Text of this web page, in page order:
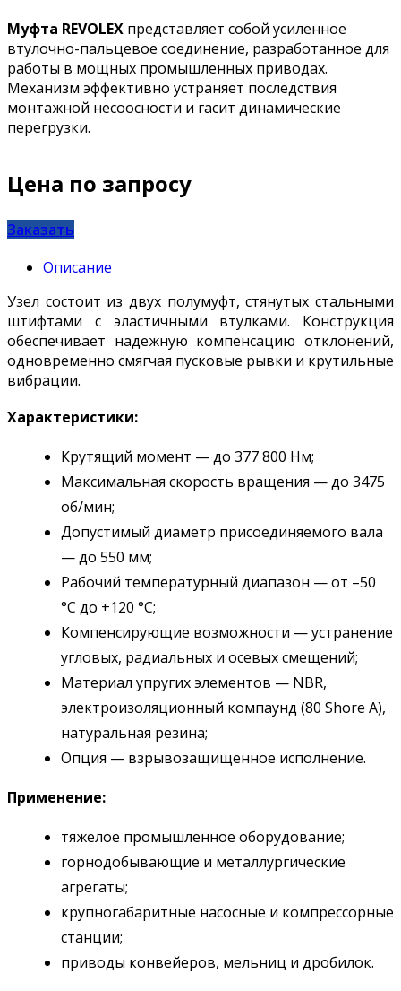
Муфта REVOLEX представляет собой усиленное
втулочно-пальцевое соединение, разработанное для
работы в мощных промышленных приводах.
Механизм эффективно устраняет последствия
монтажной несоосности и гасит динамические
перегрузки.
Цена по запросу
Заказать
Описание
Узел состоит из двух полумуфт, стянутых стальными
штифтами с эластичными втулками. Конструкция
обеспечивает надежную компенсацию отклонений,
одновременно смягчая пусковые рывки и крутильные
вибрации.
Характеристики:
Крутящий момент — до 377 800 Нм;
Максимальная скорость вращения — до 3475
об/мин;
Допустимый диаметр присоединяемого вала
— до 550 мм;
Рабочий температурный диапазон — от –50
°C до +120 °C;
Компенсирующие возможности — устранение
угловых, радиальных и осевых смещений;
Материал упругих элементов — NBR,
электроизоляционный компаунд (80 Shore A),
натуральная резина;
Опция — взрывозащищенное исполнение.
Применение:
тяжелое промышленное оборудование;
горнодобывающие и металлургические
агрегаты;
крупногабаритные насосные и компрессорные
станции;
приводы конвейеров, мельниц и дробилок.